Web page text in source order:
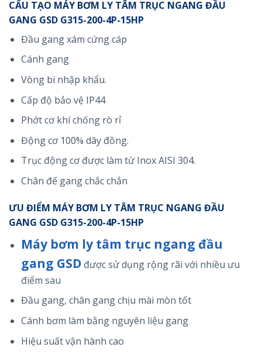
CẤU TẠO MÁY BƠM LY TÂM TRỤC NGANG ĐẦU
GANG GSD G315-200-4P-15HP
Đầu gang xám cứng cáp
Cánh gang
Vòng bi nhập khẩu.
Cấp độ bảo vệ IP44
Phớt cơ khí chống rò rỉ
Động cơ 100% dây đồng.
Trục động cơ được làm từ Inox AISI 304.
Chân đế gang chắc chắn
ƯU ĐIỂM MÁY BƠM LY TÂM TRỤC NGANG ĐẦU
GANG GSD G315-200-4P-15HP
Máy bơm ly tâm trục ngang đầu
gang GSDđược sử dụng rộng rãi với nhiều ưu
điểm sau
Đầu gang, chân gang chịu mài mòn tốt
Cánh bơm làm bằng nguyên liệu gang
Hiệu suất vận hành cao